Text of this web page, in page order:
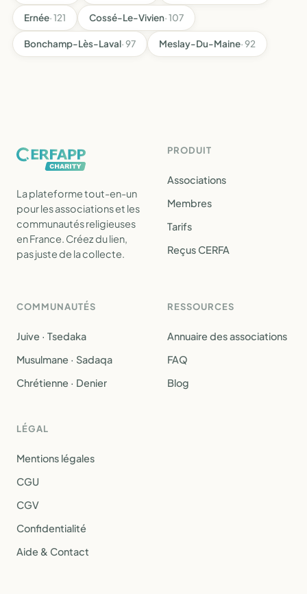
Ernée· 121 Cossé-Le-Vivien· 107
Bonchamp-Lès-Laval· 97 Meslay-Du-Maine· 92
La plateforme tout-en-un
pour les associations et les
communautés religieuses
en France. Créez du lien,
pas juste de la collecte.
PRODUIT
Associations
Membres
Tarifs
Reçus CERFA
COMMUNAUTÉS
Juive · Tsedaka
Musulmane · Sadaqa
Chrétienne · Denier
RESSOURCES
Annuaire des associations
FAQ
Blog
LÉGAL
Mentions légales
CGU
CGV
Confidentialité
Aide & Contact